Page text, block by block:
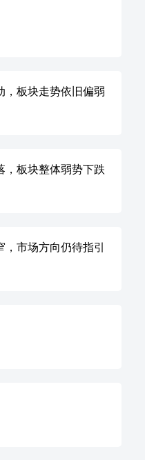
，板块走势依旧偏弱
，板块整体弱势下跌
市场方向仍待指引